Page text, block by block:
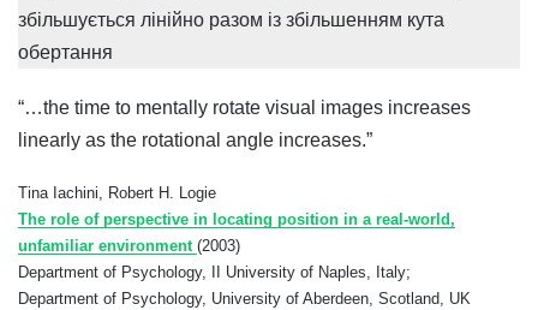
збільшується лінійно разом із збільшенням кута
обертання
“…the time to mentally rotate visual images increases
linearly as the rotational angle increases.”
Tina Iachini, Robert H. Logie
The role of perspective in locating position in a real‐world,
unfamiliar environment (2003)
Department of Psychology, II University of Naples, Italy;
Department of Psychology, University of Aberdeen, Scotland, UK